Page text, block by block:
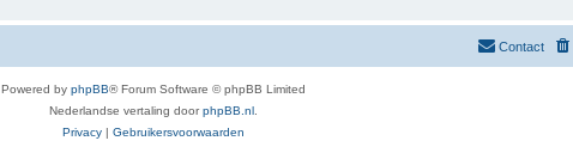
Contact
Powered by phpBB® Forum Software © phpBB Limited
Nederlandse vertaling doorphpBB.nl
Privacy | Gebruikersvoorwaarden